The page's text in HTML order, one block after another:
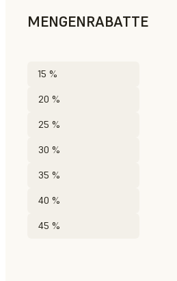
MENGENRABATTE
15 %
20 %
25 %
30 %
35 %
40 %
45 %